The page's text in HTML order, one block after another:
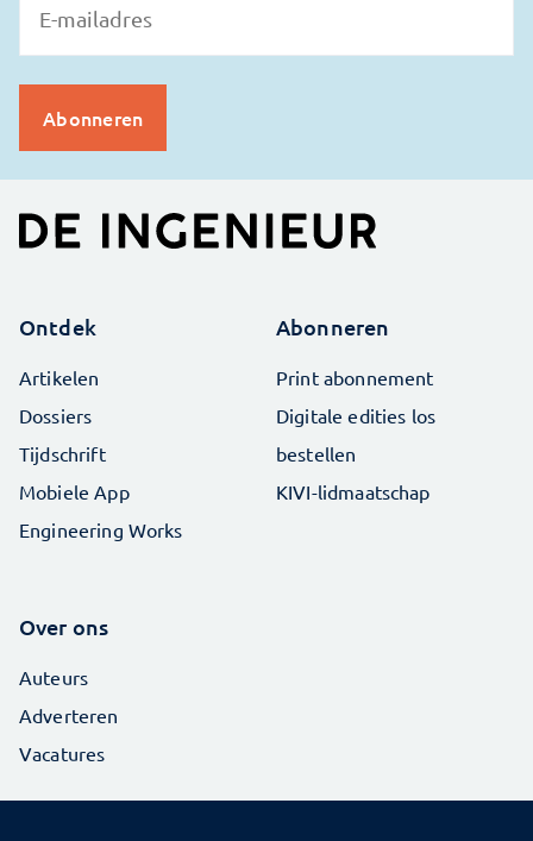
Ontdek
Artikelen
Dossiers
Tijdschrift
Mobiele App
Engineering Works
Abonneren
Print abonnement
Digitale edities los
bestellen
KIVI-lidmaatschap
Over ons
Auteurs
Adverteren
Vacatures